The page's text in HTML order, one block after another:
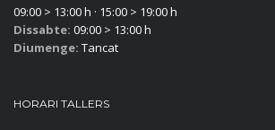
09:00 > 13:00 h · 15:00 > 19:00 h
Dissabte: 09:00 > 13:00 h
Diumenge: Tancat
HORARI TALLERS